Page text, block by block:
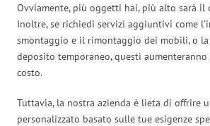
Ovviamente, più oggetti hai, più alto sarà il
Inoltre, se richiedi servizi aggiuntivi come
smontaggio e il rimontaggio dei mobili, o la
deposito temporaneo, questi
costo.
Tuttavia, la nostra azienda è lieta di offrire
personalizzato basato sulle tue esigenze